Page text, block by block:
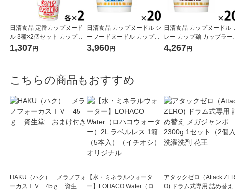
日清食品 定番カップヌード
ル 3種×2個セット カップ麺
カップラーメン 詰め合わせ
1,307円
日清食品 カップヌードル シ
ーフードヌードル カップ麺
カップラーメン 1セット（2
3,960円
日清食品 カップヌードル
レー カップ麺 カップラー
ン 1セット（20食）（イチ
4,267円
こちらの商品もおすすめ
HAKU（ハク） メラノフォ
ーカスＩＶ 45ｇ 資生
【水・ミネラルウォータ
ー】LOHACO Water（ロハ
アタックゼロ（Attack ZER
O) ドラム式専用 詰め替え